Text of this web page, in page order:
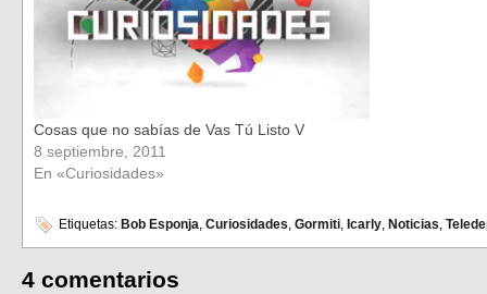
Cosas que no sabías de Vas Tú Listo V
8 septiembre, 2011
En «Curiosidades»
Etiquetas: Bob Esponja, Curiosidades, Gormiti, Icarly, Noticias,
4 comentarios